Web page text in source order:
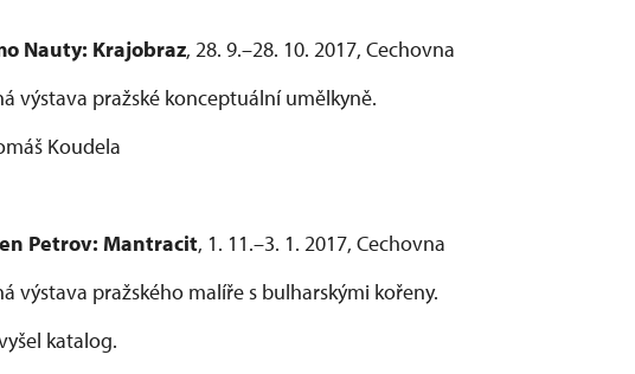
Nauty: Krajobraz, 28. 9.–28. 10. 2017, Cechovna
výstava pražské konceptuální umělkyně.
Koudela
Petrov: Mantracit, 1. 11.–3. 1. 2017, Cechovna
výstava pražského malíře s bulharskými kořeny.
katalog.